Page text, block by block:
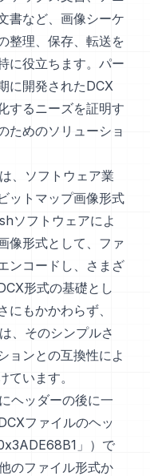
書など、画像シーケ
整理、保存、転送を
に役立ちます。パー
に開発されたDCX
するニーズを証明す
ためのソリューショ
、ソフトウェア業
ットマップ画像形式
ソフトウェアによ
像形式として、ファ
ンコードし、さまざ
形式の基礎とし
もかかわらず、
、そのシンプルさ
ョンとの互換性によ
ています。
ヘッダーの後に一
ファイルのヘッ
」）で
のファイル形式か